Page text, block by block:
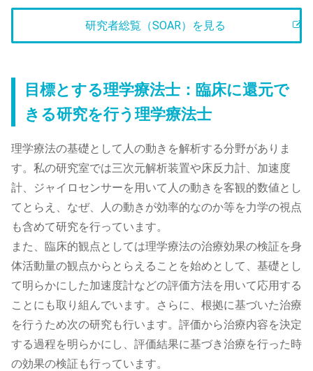
研究者総覧（SOAR）を見る
目標とする理学療法士：臨床に還元で
きる研究を行う理学療法士
理学療法の基礎として人の動きを解析する分野がありま
す。私の研究室では三次元解析装置や床反力計、加速度
計、ジャイロセンサーを用いて人の動きを客観的数値とし
てとらえ、なぜ、人の動きが効率的なのか等を力学の視点
も含めて研究を行っています。
また、臨床的観点としては理学療法の治療効果の検証を身
体活動量の観点からとらえることを始めとして、基礎とし
て明らかにした加速度計などの評価方法を用いて応用する
ことにも取り組んでいます。さらに、根拠に基づいた治療
を行うため次の研究も行います。評価から治療内容を決定
する過程を明らかにし、評価結果に基づき治療を行った時
の効果の検証も行っています。